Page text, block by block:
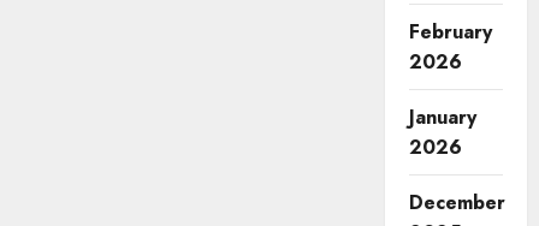
February
2026
January
2026
December